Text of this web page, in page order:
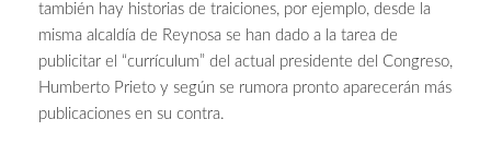
también hay historias de traiciones, por ejemplo, desde la
misma alcaldía de Reynosa se han dado a la tarea de
publicitar el “currículum” del actual presidente del Congreso,
Humberto Prieto y según se rumora pronto aparecerán más
publicaciones en su contra.